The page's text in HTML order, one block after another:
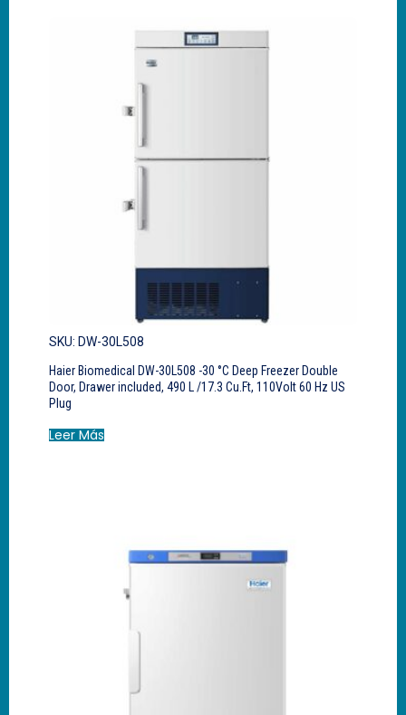
SKU: DW-30L508
Haier Biomedical DW-30L508 -30 °C Deep Freezer Double
Door, Drawer included, 490 L /17.3 Cu.Ft, 110Volt 60 Hz US
Plug
Leer Más